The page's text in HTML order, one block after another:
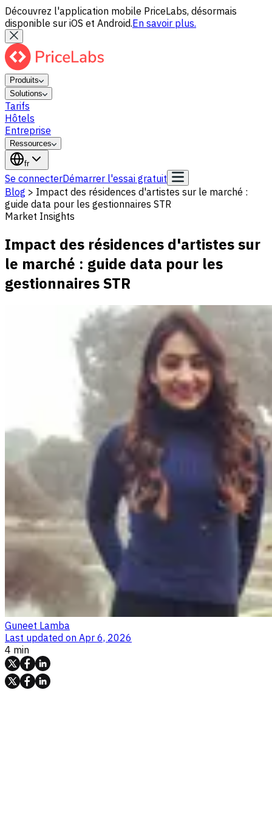
Découvrez l'application mobile PriceLabs, désormais
disponible sur iOS et Android.En savoir plus.
Produits
Solutions
Tarifs
Hôtels
Entreprise
Ressources
fr
Se connecterDémarrer l'essai gratuit
Blog > Impact des résidences d'artistes sur le marché :
guide data pour les gestionnaires STR
Market Insights
Impact des résidences d'artistes sur
le marché : guide data pour les
gestionnaires STR
Guneet Lamba
Last updated on Apr 6, 2026
4 min